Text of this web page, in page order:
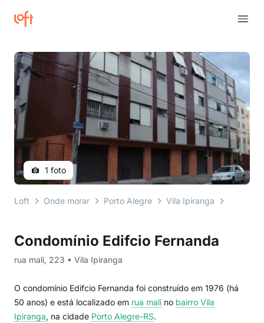
Condomínio Edifcio Fernanda
rua mali, 223 • Vila Ipiranga
O condomínio Edifcio Fernanda foi construído em 1976 (há
50 anos) e está localizado em rua mali no bairro Vila
Ipiranga, na cidade Porto Alegre-RS.
1 foto
Loft Onde morar Porto Alegre Vila Ipiranga